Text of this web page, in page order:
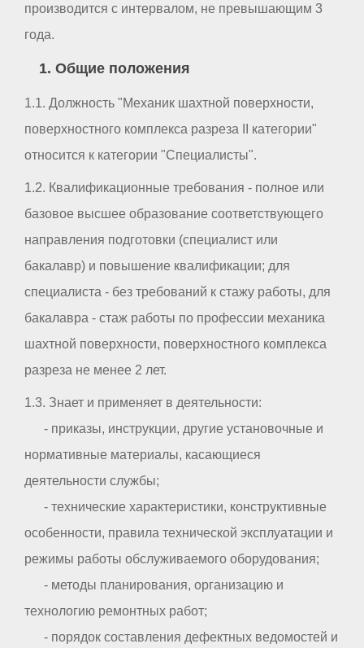
производится с интервалом, не превышающим 3
года.
1. Общие положения
1.1. Должность "Механик шахтной поверхности,
поверхностного комплекса разреза II категории"
относится к категории "Специалисты".
1.2. Квалификационные требования - полное или
базовое высшее образование соответствующего
направления подготовки (специалист или
бакалавр) и повышение квалификации; для
специалиста - без требований к стажу работы, для
бакалавра - стаж работы по профессии механика
шахтной поверхности, поверхностного комплекса
разреза не менее 2 лет.
1.3. Знает и применяет в деятельности:
- приказы, инструкции, другие установочные и
нормативные материалы, касающиеся
деятельности службы;
- технические характеристики, конструктивные
особенности, правила технической эксплуатации и
режимы работы обслуживаемого оборудования;
- методы планирования, организацию и
технологию ремонтных работ;
- порядок составления дефектных ведомостей и